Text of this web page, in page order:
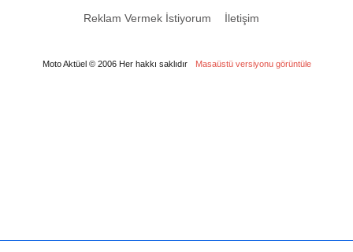
Reklam Vermek İstiyorum İletişim
Moto Aktüel © 2006 Her hakkı saklıdır Masaüstü versiyonu görüntüle